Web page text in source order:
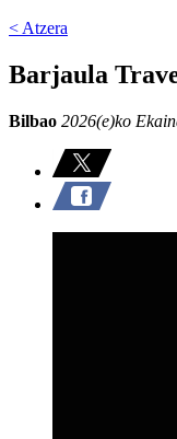
< Atzera
Barjaula
Bilbao 2026(e)ko